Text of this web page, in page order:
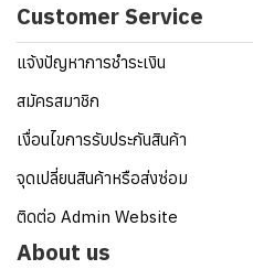
Customer Service
แจ้งปัญหาการชำระเงิน
สมัครสมาชิก
เงื่อนไขการรับประกันสินค้า
จุดเปลี่ยนสินค้าหรือส่งซ่อม
ติดต่อ Admin Website
About us